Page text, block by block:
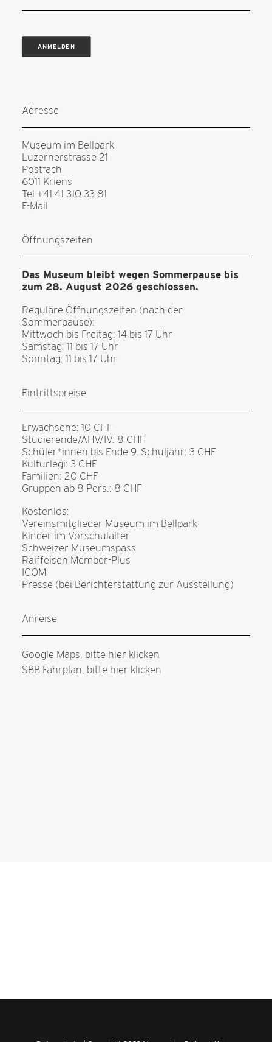
ANMELDEN
Adresse
Museum im Bellpark
Luzernerstrasse 21
Postfach
6011 Kriens
Tel +41 41 310 33 81
E-Mail
Öffnungszeiten
Das Museum bleibt wegen Sommerpause bis
zum 28. August 2026 geschlossen.
Reguläre Öffnungszeiten (nach der
Sommerpause):
Mittwoch bis Freitag: 14 bis 17 Uhr
Samstag: 11 bis 17 Uhr
Sonntag: 11 bis 17 Uhr
Eintrittspreise
Erwachsene: 10 CHF
Studierende/AHV/IV: 8 CHF
Schüler*innen bis Ende 9. Schuljahr: 3 CHF
Kulturlegi: 3 CHF
Familien: 20 CHF
Gruppen ab 8 Pers.: 8 CHF
Kostenlos:
Vereinsmitglieder Museum im Bellpark
Kinder im Vorschulalter
Schweizer Museumspass
Raiffeisen Member-Plus
ICOM
Presse (bei Berichterstattung zur Ausstellung)
Anreise
Google Maps, bitte hier klicken
SBB Fahrplan, bitte hier klicken